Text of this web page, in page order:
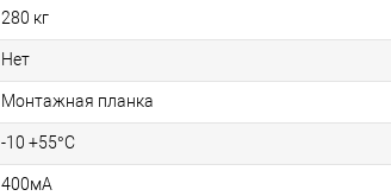
280 кг
Нет
Монтажная планка
-10 +55°С
400мА